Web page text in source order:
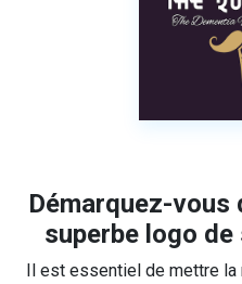
Démarquez-vous
superbe logo
Il est essentiel de mettre la